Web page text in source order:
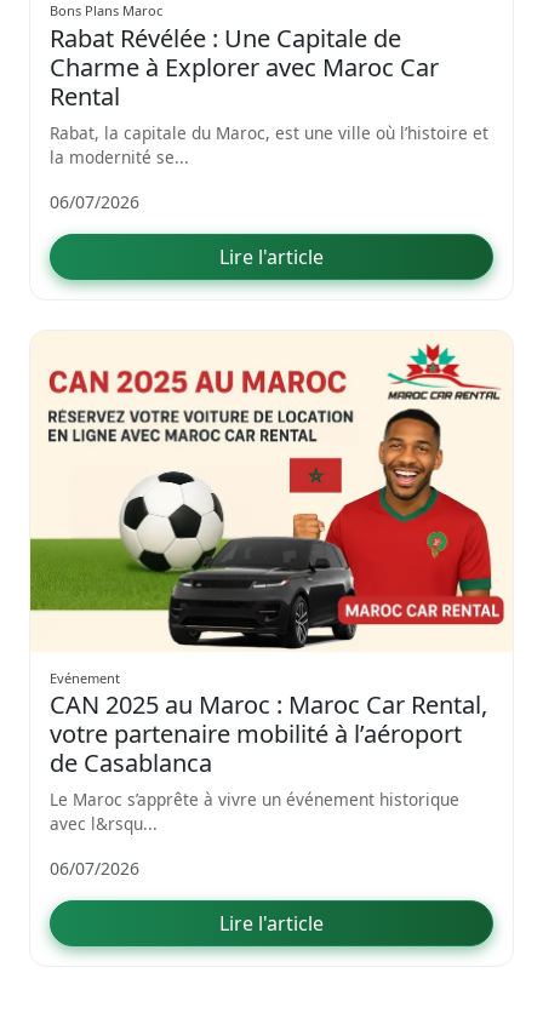
Bons Plans Maroc
Rabat Révélée : Une Capitale de
Charme à Explorer avec Maroc Car
Rental
Rabat, la capitale du Maroc, est une ville où l’histoire et
la modernité se...
06/07/2026
Lire l'article
Evénement
CAN 2025 au Maroc : Maroc Car Rental,
votre partenaire mobilité à l’aéroport
de Casablanca
Le Maroc s’apprête à vivre un événement historique
avec l&rsqu...
06/07/2026
Lire l'article